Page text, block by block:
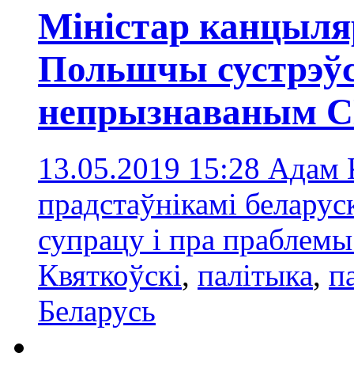
Міністар
Польшчы
непрызнаваным
13.05.2019 15:28 Адам
прадстаўнікамі
супрацу і пра
Квяткоўскі, палітыка,
Беларусь